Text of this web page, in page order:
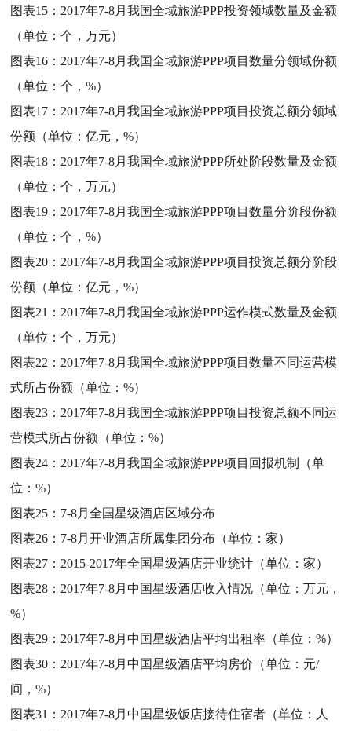
图表15： 2017年7-8月我国全域旅游PPP投资领域数量及金额
（单位：个，万元）
图表16： 2017年7-8月我国全域旅游PPP项目数量分领域份额
（单位：个，%）
图表17： 2017年7-8月我国全域旅游PPP项目投资总额分领域
份额（单位：亿元，%）
图表18： 2017年7-8月我国全域旅游PPP所处阶段数量及金额
（单位：个，万元）
图表19： 2017年7-8月我国全域旅游PPP项目数量分阶段份额
（单位：个，%）
图表20： 2017年7-8月我国全域旅游PPP项目投资总额分阶段
份额（单位：亿元，%）
图表21： 2017年7-8月我国全域旅游PPP运作模式数量及金额
（单位：个，万元）
图表22： 2017年7-8月我国全域旅游PPP项目数量不同运营模
式所占份额（单位：%）
图表23： 2017年7-8月我国全域旅游PPP项目投资总额不同运
营模式所占份额（单位：%）
图表24： 2017年7-8月我国全域旅游PPP项目回报机制（单
位：%）
图表25： 7-8月全国星级酒店区域分布
图表26： 7-8月开业酒店所属集团分布（单位：家）
图表27： 2015-2017年全国星级酒店开业统计（单位：家）
图表28： 2017年7-8月中国星级酒店收入情况（单位：万元，
%）
图表29： 2017年7-8月中国星级酒店平均出租率（单位：%）
图表30： 2017年7-8月中国星级酒店平均房价（单位：元/
间，%）
图表31： 2017年7-8月中国星级饭店接待住宿者（单位：人